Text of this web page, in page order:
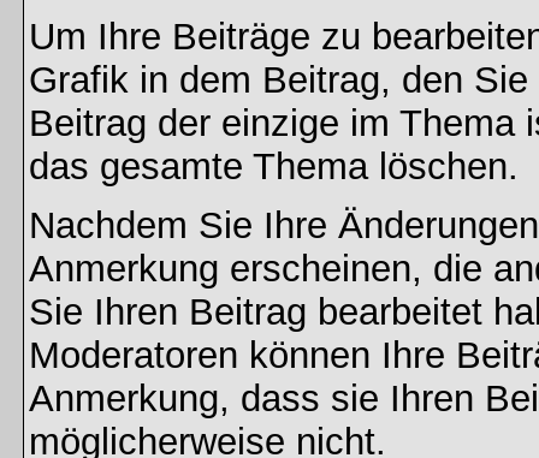
Um Ihre Beiträge zu
Grafik in dem Beitrag, den
Beitrag der einzige im Thema
das gesamte Thema löschen.
Nachdem Sie Ihre
Anmerkung erscheinen, die
Sie Ihren Beitrag bearbeitet
Moderatoren können Ihre
Anmerkung, dass sie Ihren
möglicherweise nicht.